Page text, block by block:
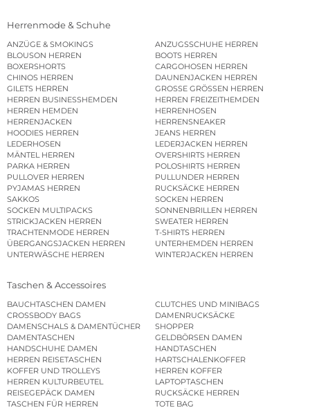
Herrenmode & Schuhe
ANZÜGE & SMOKINGS
ANZUGSSCHUHE HERREN
BLOUSON HERREN
BOOTS HERREN
BOXERSHORTS
CARGOHOSEN HERREN
CHINOS HERREN
DAUNENJACKEN HERREN
GILETS HERREN
GROSSE GRÖSSEN HERREN
HERREN BUSINESSHEMDEN
HERREN FREIZEITHEMDEN
HERREN HEMDEN
HERRENHOSEN
HERRENJACKEN
HERRENSNEAKER
HOODIES HERREN
JEANS HERREN
LEDERHOSEN
LEDERJACKEN HERREN
MÄNTEL HERREN
OVERSHIRTS HERREN
PARKA HERREN
POLOSHIRTS HERREN
PULLOVER HERREN
PULLUNDER HERREN
PYJAMAS HERREN
RUCKSÄCKE HERREN
SAKKOS
SOCKEN HERREN
SOCKEN MULTIPACKS
SONNENBRILLEN HERREN
STRICKJACKEN HERREN
SWEATER HERREN
TRACHTENMODE HERREN
T-SHIRTS HERREN
ÜBERGANGSJACKEN HERREN
UNTERHEMDEN HERREN
UNTERWÄSCHE HERREN
WINTERJACKEN HERREN
Taschen & Accessoires
BAUCHTASCHEN DAMEN
CLUTCHES UND MINIBAGS
CROSSBODY BAGS
DAMENRUCKSÄCKE
DAMENSCHALS & DAMENTÜCHER
SHOPPER
DAMENTASCHEN
GELDBÖRSEN DAMEN
HANDSCHUHE DAMEN
HANDTASCHEN
HERREN REISETASCHEN
HARTSCHALENKOFFER
KOFFER UND TROLLEYS
HERREN KOFFER
HERREN KULTURBEUTEL
LAPTOPTASCHEN
REISEGEPÄCK DAMEN
RUCKSÄCKE HERREN
TASCHEN FÜR HERREN
TOTE BAG